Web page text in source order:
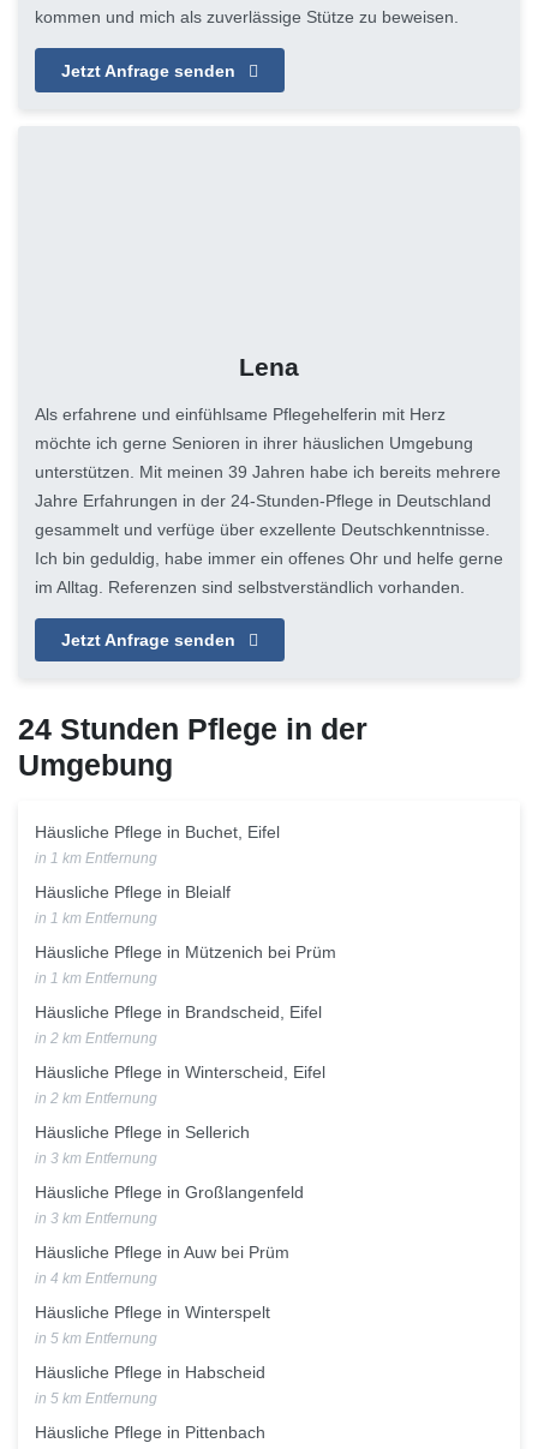
kommen und mich als zuverlässige Stütze zu beweisen.
Jetzt Anfrage senden
Lena
Als erfahrene und einfühlsame Pflegehelferin mit Herz
möchte ich gerne Senioren in ihrer häuslichen Umgebung
unterstützen. Mit meinen 39 Jahren habe ich bereits mehrere
Jahre Erfahrungen in der 24-Stunden-Pflege in Deutschland
gesammelt und verfüge über exzellente Deutschkenntnisse.
Ich bin geduldig, habe immer ein offenes Ohr und helfe gerne
im Alltag. Referenzen sind selbstverständlich vorhanden.
Jetzt Anfrage senden
24 Stunden Pflege in der
Umgebung
Häusliche Pflege in Buchet, Eifel
in 1 km Entfernung
Häusliche Pflege in Bleialf
in 1 km Entfernung
Häusliche Pflege in Mützenich bei Prüm
in 1 km Entfernung
Häusliche Pflege in Brandscheid, Eifel
in 2 km Entfernung
Häusliche Pflege in Winterscheid, Eifel
in 2 km Entfernung
Häusliche Pflege in Sellerich
in 3 km Entfernung
Häusliche Pflege in Großlangenfeld
in 3 km Entfernung
Häusliche Pflege in Auw bei Prüm
in 4 km Entfernung
Häusliche Pflege in Winterspelt
in 5 km Entfernung
Häusliche Pflege in Habscheid
in 5 km Entfernung
Häusliche Pflege in Pittenbach